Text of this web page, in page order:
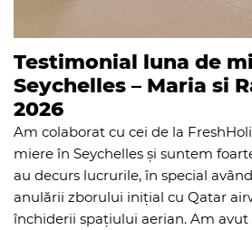
Testimonial luna de
Seychelles – Maria si
2026
Am colaborat cu cei de la
miere în Seychelles și suntem
au decurs lucrurile, în special
anulării zborului inițial cu Qatar
închiderii spațiului aerian. Am